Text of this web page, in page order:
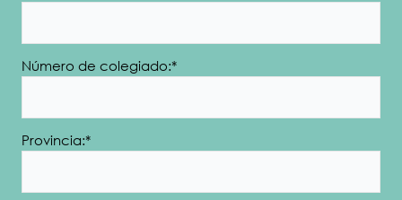
Número de colegiado:*
Provincia:*